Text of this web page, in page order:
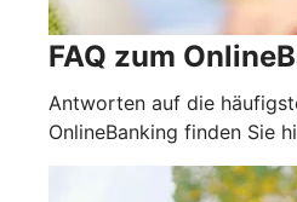
FAQ zum
Antworten auf die
OnlineBanking finden Sie